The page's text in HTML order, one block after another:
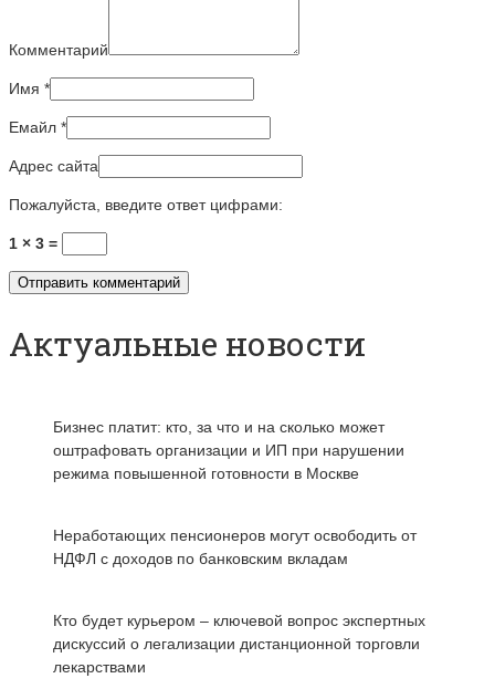
Комментарий
Имя *
Емайл *
Адрес сайта
Пожалуйста, введите ответ цифрами:
1 × 3 =
Актуальные новости
Бизнес платит: кто, за что и на сколько может
оштрафовать организации и ИП при нарушении
режима повышенной готовности в Москве
Неработающих пенсионеров могут освободить от
НДФЛ с доходов по банковским вкладам
Кто будет курьером – ключевой вопрос экспертных
дискуссий о легализации дистанционной торговли
лекарствами